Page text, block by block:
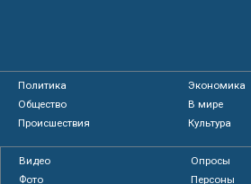
Политика
Экономика
Общество
В мире
Происшествия
Культура
Видео
Опросы
Фото
Персоны